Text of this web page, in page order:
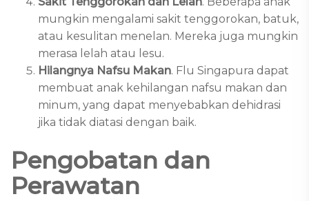
mungkin mengalami sakit tenggorokan, batuk,
atau kesulitan menelan. Mereka juga mungkin
merasa lelah atau lesu.
Hilangnya Nafsu Makan. Flu Singapura dapat
membuat anak kehilangan nafsu makan dan
minum, yang dapat menyebabkan dehidrasi
jika tidak diatasi dengan baik.
Pengobatan dan
Perawatan